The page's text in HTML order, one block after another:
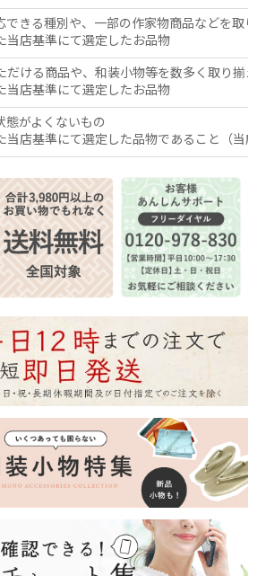
できる種別や、一部の作家物商品などを取
当店基準にて選定したお品物
だける商品や、和装小物等を数多く取り揃
当店基準にて選定したお品物
態がよくないもの
当店基準にて選定した品物であること（当